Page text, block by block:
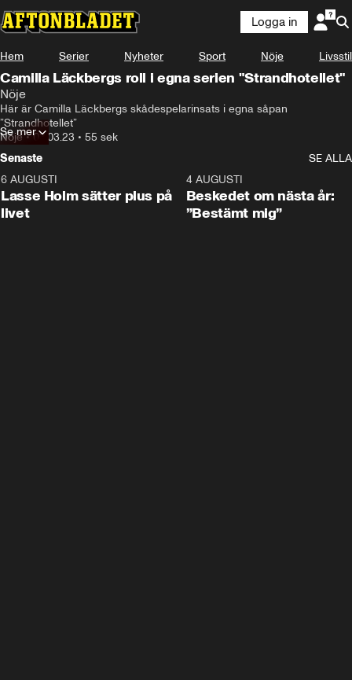
Logga in
Hem Serier Nyheter Sport Nöje Livsstil
Camilla Läckbergs roll i egna serien "Strandhotellet"
Nöje
Här är Camilla Läckbergs skådespelarinsats i egna såpan
”Strandhotellet”
Nöje•03.03.23 • 55 sek
Se mer
Senaste
SE ALLA
6 AUGUSTI
Lasse Holm sätter plus på
livet
4 AUGUSTI
Beskedet om nästa år:
”Bestämt mig”